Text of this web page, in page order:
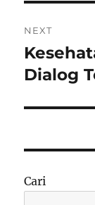
NEXT
Next
post:
Dialog
Cari